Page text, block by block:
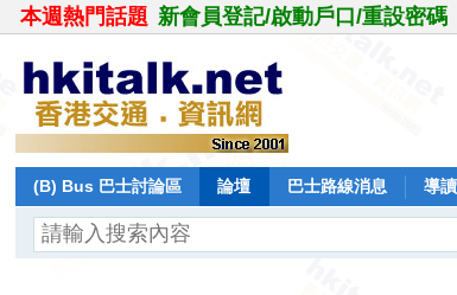
本週熱門話題 新會員登記/啟動戶口/重設密碼
(B) Bus 巴士討論區 論壇 巴士路線消息 導讀